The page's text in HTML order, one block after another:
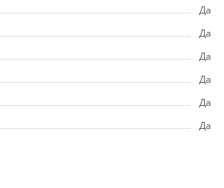
Да
Да
Да
Да
Да
Да